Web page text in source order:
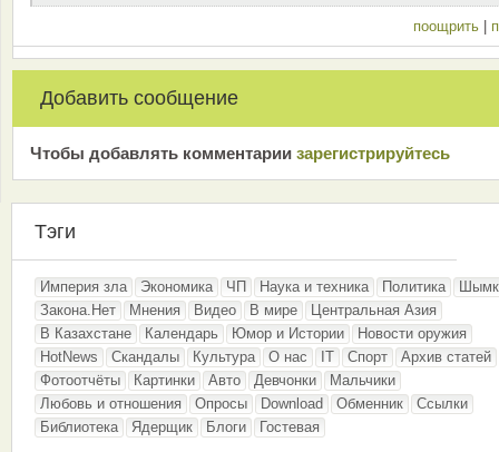
поощрить |
Добавить сообщение
Чтобы добавлять комментарии зарeгиcтрирyйтeсь
Тэги
Империя зла Экономика ЧП Наука и техника Политика
Закона.Нет
Мнения Видео В мире
Центральная Азия
В Казахстане
Календарь Юмор и Истории
Новости оружия
HotNews
Скандалы Культура О нас IT Спорт
Архив статей
Фотоотчёты
Картинки Авто Девчонки
Мальчики
Любовь и отношения
Опросы Download Обменник
Ссылки
Библиотека
Ядерщик Блоги Гостевая